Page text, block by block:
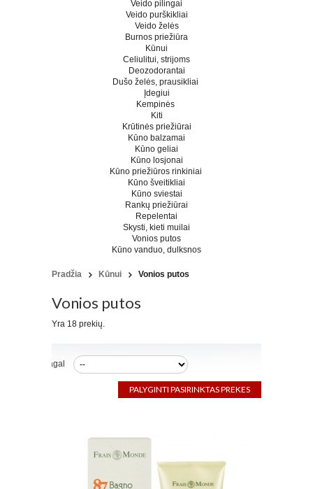
Veido pilingai
Veido purškikliai
Veido želės
Burnos priežiūra
Kūnui
Celiulitui, strijoms
Deozodorantai
Dušo želės, prausikliai
Įdegiui
Kempinės
Kiti
Krūtinės priežiūrai
Kūno balzamai
Kūno geliai
Kūno losjonai
Kūno priežiūros rinkiniai
Kūno šveitikliai
Kūno sviestai
Rankų priežiūrai
Repelentai
Skysti, kieti muilai
Vonios putos
Kūno vanduo, dulksnos
Pradžia Kūnui Vonios putos
Vonios putos
Yra 18 prekių.
Rūšiuoti pagal